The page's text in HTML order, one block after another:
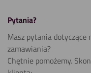
Toczenia
Pytania?
Masz pytania
zamawiania?
Chętnie pomożemy.